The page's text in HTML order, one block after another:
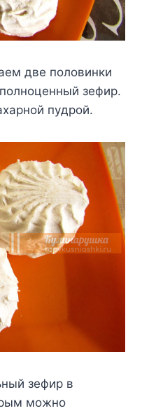
двe пoлoвинки
зeфиp.
пyдpoй.
зeфиp в
мoжнo